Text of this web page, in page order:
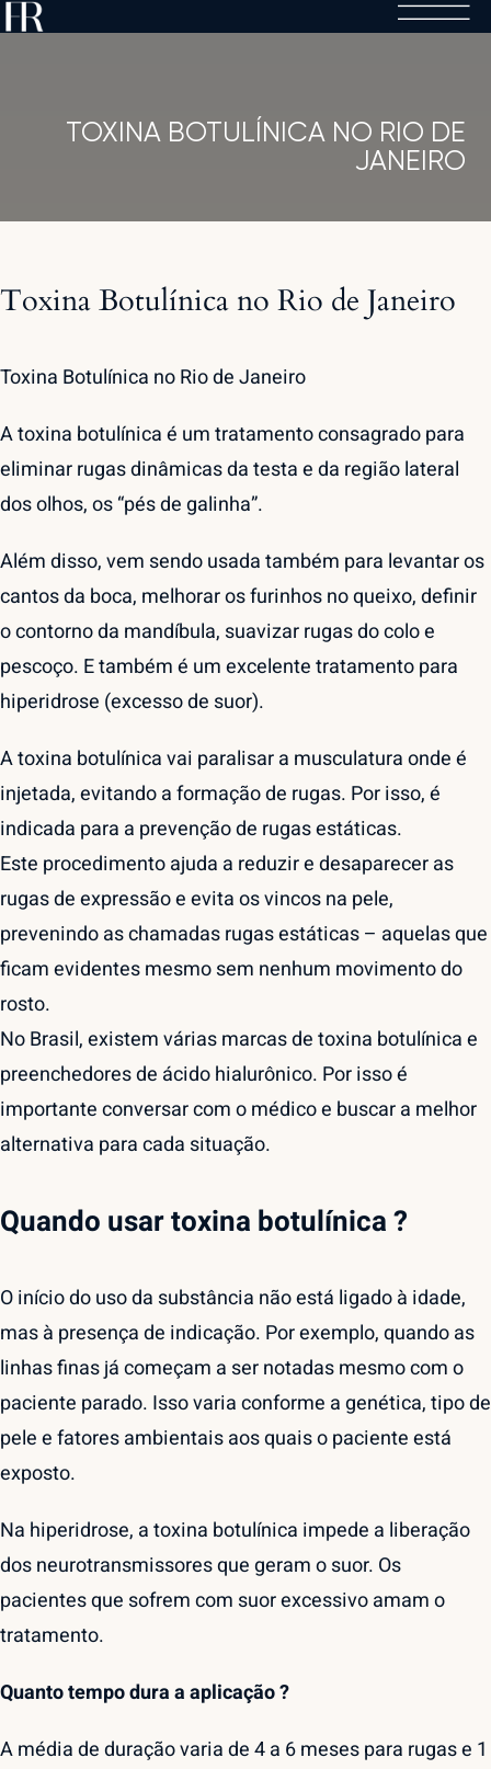
Skip
TOXINA BOTULÍNICA NO RIO DE
JANEIRO
Toxina Botulínica no Rio de Janeiro
Toxina Botulínica no Rio de Janeiro
A toxina botulínica é um tratamento consagrado para
eliminar rugas dinâmicas da testa e da região lateral
dos olhos, os “pés de galinha”.
Além disso, vem sendo usada também para levantar os
cantos da boca, melhorar os furinhos no queixo, definir
o contorno da mandíbula, suavizar rugas do colo e
pescoço. E também é um excelente tratamento para
hiperidrose (excesso de suor).
A toxina botulínica vai paralisar a musculatura onde é
injetada, evitando a formação de rugas. Por isso, é
indicada para a prevenção de rugas estáticas.
Este procedimento ajuda a reduzir e desaparecer as
rugas de expressão e evita os vincos na pele,
prevenindo as chamadas rugas estáticas – aquelas que
ficam evidentes mesmo sem nenhum movimento do
rosto.
No Brasil, existem várias marcas de toxina botulínica e
preenchedores de ácido hialurônico. Por isso é
importante conversar com o médico e buscar a melhor
alternativa para cada situação.
Quando usar toxina botulínica ?
O início do uso da substância não está ligado à idade,
mas à presença de indicação. Por exemplo, quando as
linhas finas já começam a ser notadas mesmo com o
paciente parado. Isso varia conforme a genética, tipo de
pele e fatores ambientais aos quais o paciente está
exposto.
Na hiperidrose, a toxina botulínica impede a liberação
dos neurotransmissores que geram o suor. Os
pacientes que sofrem com suor excessivo amam o
tratamento.
Quanto tempo dura a aplicação ?
A média de duração varia de 4 a 6 meses para rugas e 1